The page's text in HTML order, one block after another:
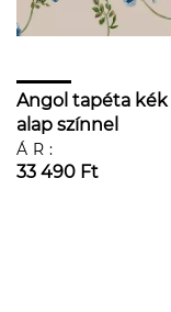
Angol tapéta kék
alap színnel
ÁR:
33 490 Ft